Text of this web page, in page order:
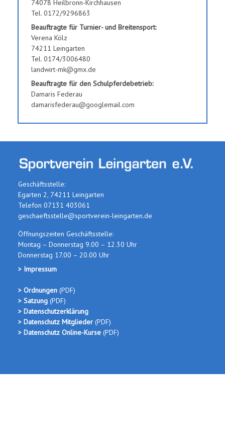
74078 Heilbronn-Kirchhausen
Tel. 0172/9296863
Beauftragte für Turnier- und Breitensport:
Verena Kölz
74211 Leingarten
Tel. 0174/3006480
landwirt-mk@gmx.de
Beauftragte für den Schulpferdebetrieb:
Damaris Federau
damarisfederau@googlemail.com
Geschäftsstelle:
Egarten 2, 74211 Leingarten
Telefon 07131 403061
geschaeftsstelle@sportverein-leingarten.de
Öffnungszeiten Geschäftsstelle:
Montag – Donnerstag 9.00 – 12.30 Uhr
Donnerstag 17.00 – 20.00 Uhr
> Impressum
> Ordnungen (PDF)
> Satzung (PDF)
> Datenschutzerklärung
> Datenschutz Mitglieder (PDF)
> Datenschutz Online-Kurse (PDF)